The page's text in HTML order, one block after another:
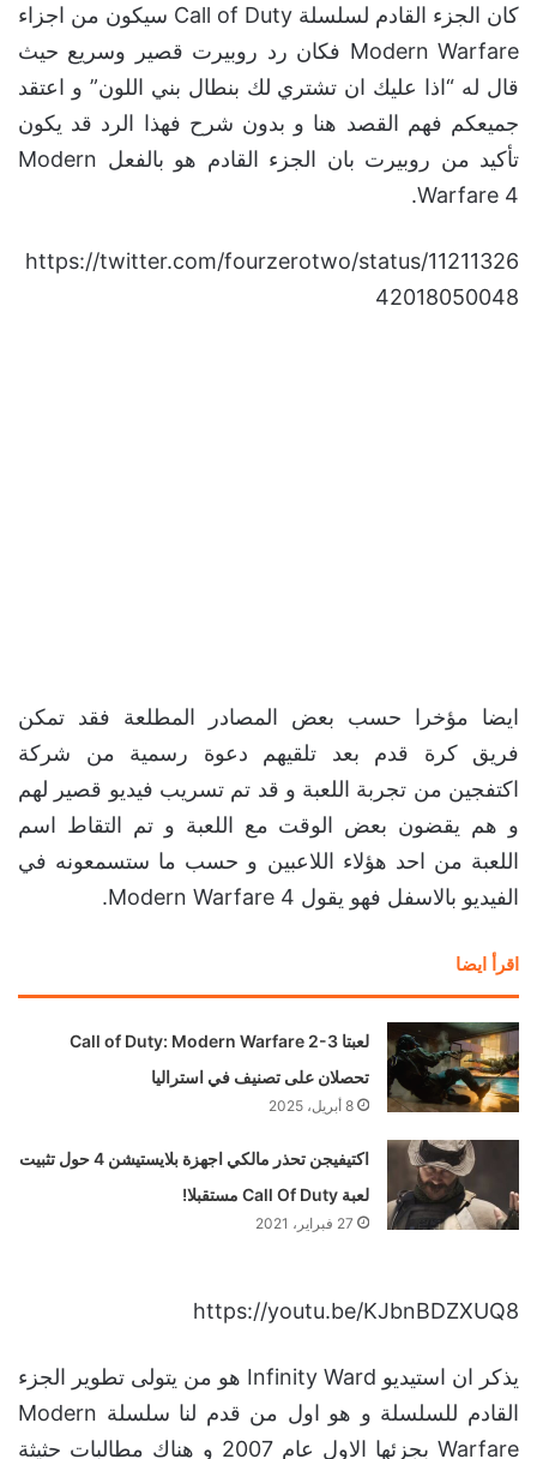
كان الجزء القادم لسلسلة Call of Duty سيكون من اجزاء
Modern Warfare فكان رد روبيرت قصير وسريع حيث
قال له “اذا عليك ان تشتري لك بنطال بني اللون” و اعتقد
جميعكم فهم القصد هنا و بدون شرح فهذا الرد قد يكون
تأكيد من روبيرت بان الجزء القادم هو بالفعل Modern
Warfare 4.
https://twitter.com/fourzerotwo/status/11211326
42018050048
ايضا مؤخرا حسب بعض المصادر المطلعة فقد تمكن
فريق كرة قدم بعد تلقيهم دعوة رسمية من شركة
اكتفجين من تجربة اللعبة و قد تم تسريب فيديو قصير لهم
و هم يقضون بعض الوقت مع اللعبة و تم التقاط اسم
اللعبة من احد هؤلاء اللاعبين و حسب ما ستسمعونه في
الفيديو بالاسفل فهو يقول Modern Warfare 4.
اقرأ ايضا
لعبتا Call of Duty: Modern Warfare 2-3
تحصلان على تصنيف في استراليا
8 أبريل، 2025
اكتيفيجن تحذر مالكي اجهزة بلايستيشن 4 حول تثبيت
لعبة Call Of Duty مستقبلا!
27 فبراير، 2021
https://youtu.be/KJbnBDZXUQ8
يذكر ان استيديو Infinity Ward هو من يتولى تطوير الجزء
القادم للسلسلة و هو اول من قدم لنا سلسلة Modern
Warfare بجزئها الاول عام 2007 و هناك مطالبات حثيثة